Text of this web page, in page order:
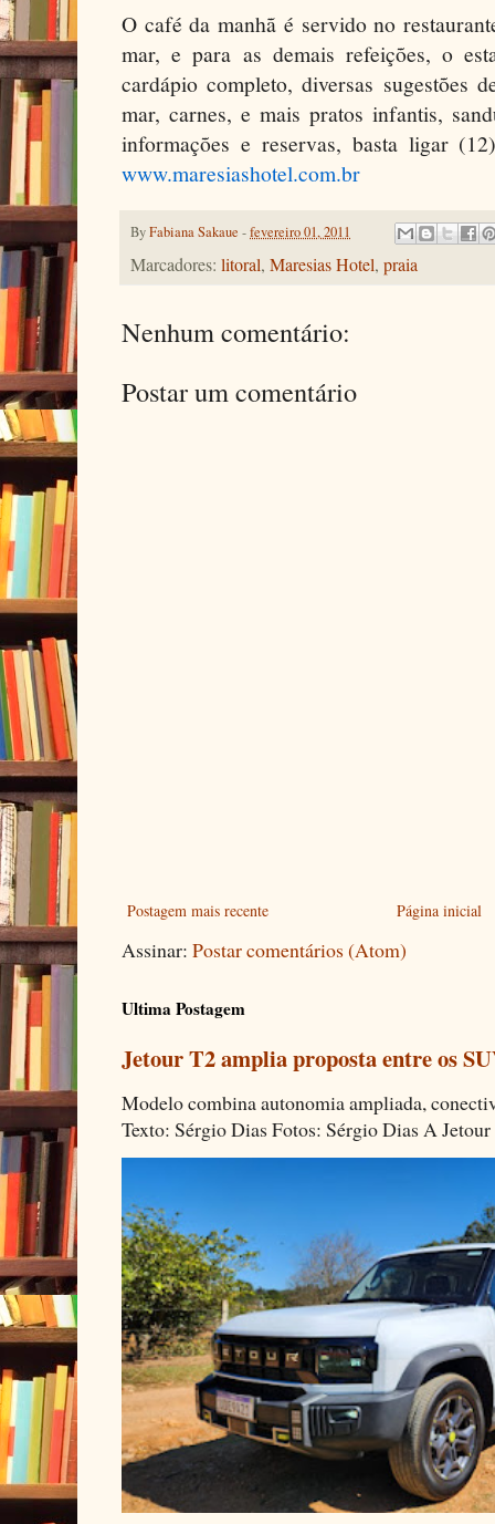
O café da manhã é servido no
mar, e para as demais refeições, o
cardápio completo, diversas sugestões
mar, carnes, e mais pratos infantis,
informações e reservas, basta ligar
www.maresiashotel.com.br
ByFabiana Sakaue -fevereiro 01, 2011
Marcadores: litoral, Maresias Hotel, praia
Nenhum comentário:
Postar um comentário
Postagem mais recente Página inicial
Assinar: Postar comentários (Atom)
Ultima Postagem
Jetour T2 amplia proposta entre os
Modelo combina autonomia ampliada,
Texto: Sérgio Dias Fotos: Sérgio Dias A